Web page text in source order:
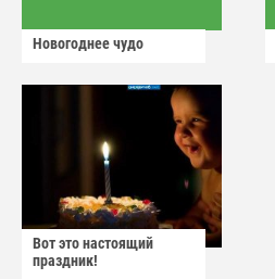
Новогоднее чудо
Вот это настоящий
праздник!